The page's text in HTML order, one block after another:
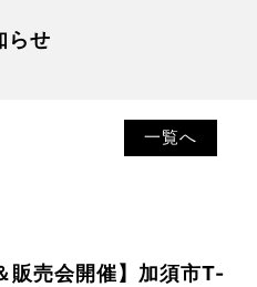
らせ
一覧へ
販売会開催】加須市T-